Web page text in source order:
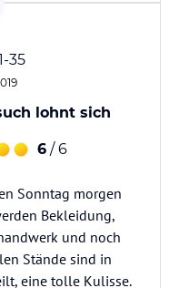
35
lohnt sich
6 / 6
Sonntag morgen
Bekleidung,
und noch
Stände sind in
eine tolle Kulisse.